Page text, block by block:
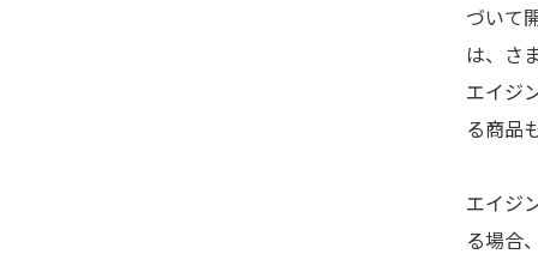
づいて
は、さ
エイジ
る商品
エイジ
る場合